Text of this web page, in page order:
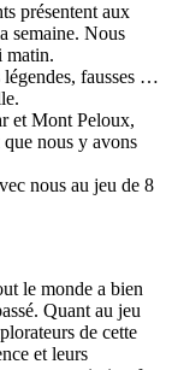
présentent aux
semaine. Nous
matin.
légendes, fausses …
et Mont Peloux,
nous y avons
nous au jeu de 8
le monde a bien
Quant au jeu
de cette
et leurs